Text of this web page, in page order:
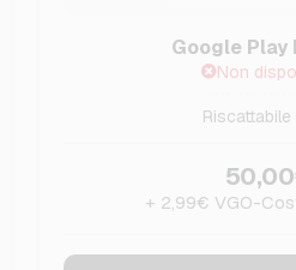
Google Play
Non
Riscattabile
+ 2,99€ VGO-